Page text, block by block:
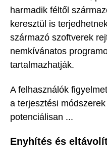
harmadik féltől
keresztül is
származó szoftverek
nemkívánatos
tartalmazhatják.
A felhasználók
a terjesztési
potenciálisan ...
Enyhítés és